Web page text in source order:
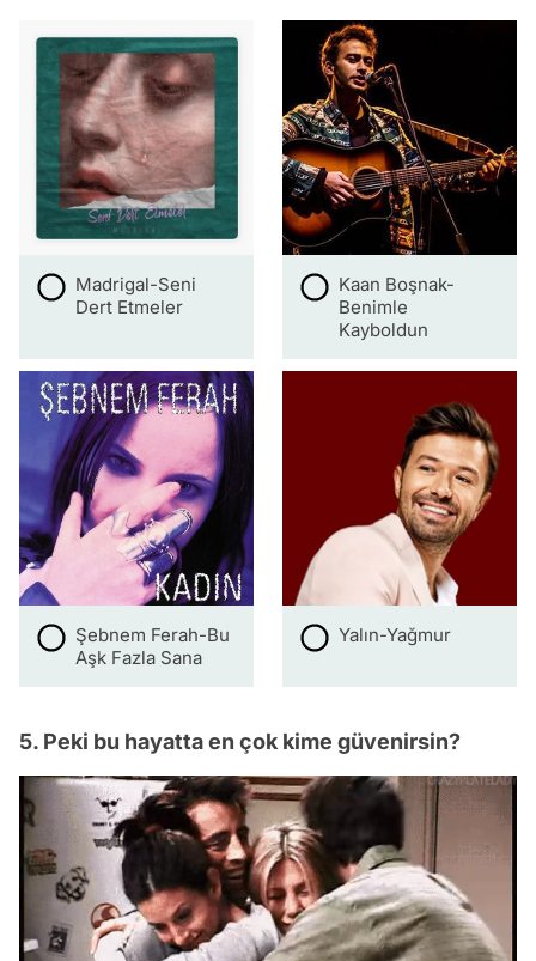
Madrigal-Seni
Dert Etmeler
Kaan Boşnak-
Benimle
Kayboldun
Şebnem Ferah-Bu
Aşk Fazla Sana
Yalın-Yağmur
5. Peki bu hayatta en çok kime güvenirsin?